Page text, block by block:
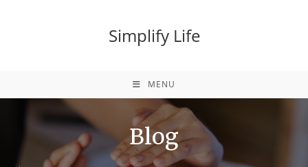
Simplify Life
MENU
Blog